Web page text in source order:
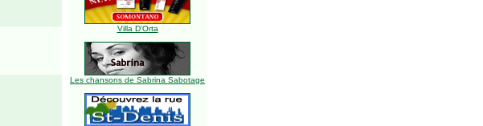
Villa D'Orta
Les chansons de Sabrina Sabotage